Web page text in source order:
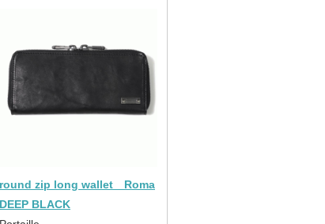
round zip long wallet Roma
DEEP BLACK